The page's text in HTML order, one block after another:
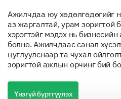
Ажилчдаа юу хөдөлгөдөгийг
аз жаргалтай, урам зоригтой
хэрэгтэйг мэдэх нь
болно. Ажилчдаас санал
цуглуулснаар та чухал
зоригтой ажлын орчинг бий
Үнэгүй бүртгүүлэх